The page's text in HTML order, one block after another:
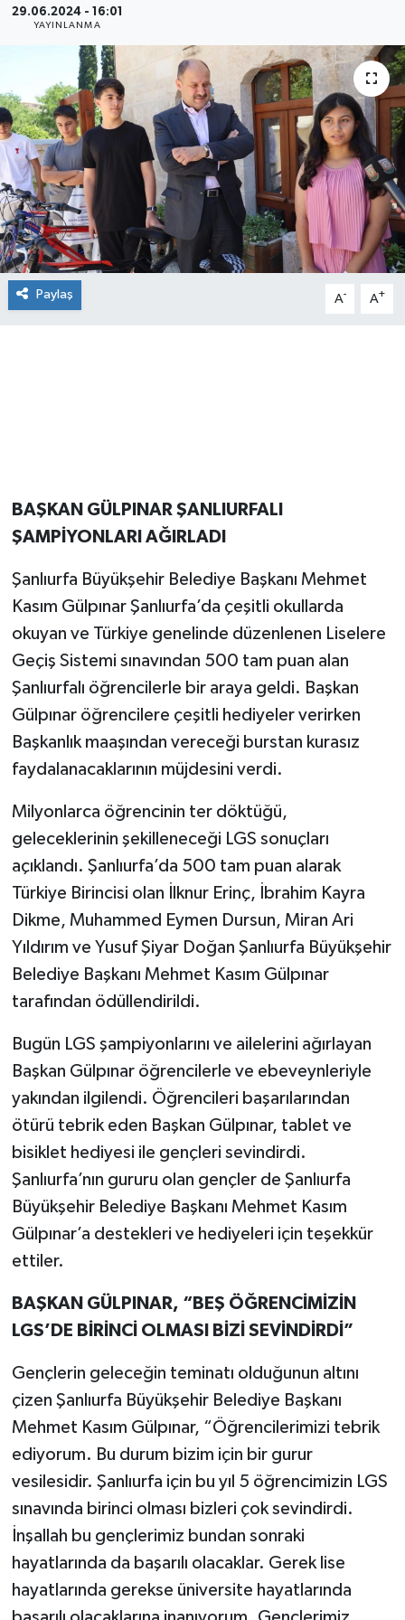
29.06.2024 - 16:01
YAYINLANMA
Paylaş A- A+
BAŞKAN GÜLPINAR ŞANLIURFALI
ŞAMPİYONLARI AĞIRLADI
Şanlıurfa Büyükşehir Belediye Başkanı Mehmet
Kasım Gülpınar Şanlıurfa’da çeşitli okullarda
okuyan ve Türkiye genelinde düzenlenen Liselere
Geçiş Sistemi sınavından 500 tam puan alan
Şanlıurfalı öğrencilerle bir araya geldi. Başkan
Gülpınar öğrencilere çeşitli hediyeler verirken
Başkanlık maaşından vereceği burstan kurasız
faydalanacaklarının müjdesini verdi.
Milyonlarca öğrencinin ter döktüğü,
geleceklerinin şekilleneceği LGS sonuçları
açıklandı. Şanlıurfa’da 500 tam puan alarak
Türkiye Birincisi olan İlknur Erinç, İbrahim Kayra
Dikme, Muhammed Eymen Dursun, Miran Ari
Yıldırım ve Yusuf Şiyar Doğan Şanlıurfa Büyükşehir
Belediye Başkanı Mehmet Kasım Gülpınar
tarafından ödüllendirildi.
Bugün LGS şampiyonlarını ve ailelerini ağırlayan
Başkan Gülpınar öğrencilerle ve ebeveynleriyle
yakından ilgilendi. Öğrencileri başarılarından
ötürü tebrik eden Başkan Gülpınar, tablet ve
bisiklet hediyesi ile gençleri sevindirdi.
Şanlıurfa’nın gururu olan gençler de Şanlıurfa
Büyükşehir Belediye Başkanı Mehmet Kasım
Gülpınar’a destekleri ve hediyeleri için teşekkür
ettiler.
BAŞKAN GÜLPINAR, “BEŞ ÖĞRENCİMİZİN
LGS’DE BİRİNCİ OLMASI BİZİ SEVİNDİRDİ”
Gençlerin geleceğin teminatı olduğunun altını
çizen Şanlıurfa Büyükşehir Belediye Başkanı
Mehmet Kasım Gülpınar, “Öğrencilerimizi tebrik
ediyorum. Bu durum bizim için bir gurur
vesilesidir. Şanlıurfa için bu yıl 5 öğrencimizin LGS
sınavında birinci olması bizleri çok sevindirdi.
İnşallah bu gençlerimiz bundan sonraki
hayatlarında da başarılı olacaklar. Gerek lise
hayatlarında gerekse üniversite hayatlarında